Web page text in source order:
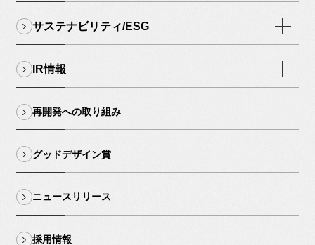
サステナビリティ/ESG
IR情報
再開発への取り組み
グッドデザイン賞
ニュースリリース
採用情報